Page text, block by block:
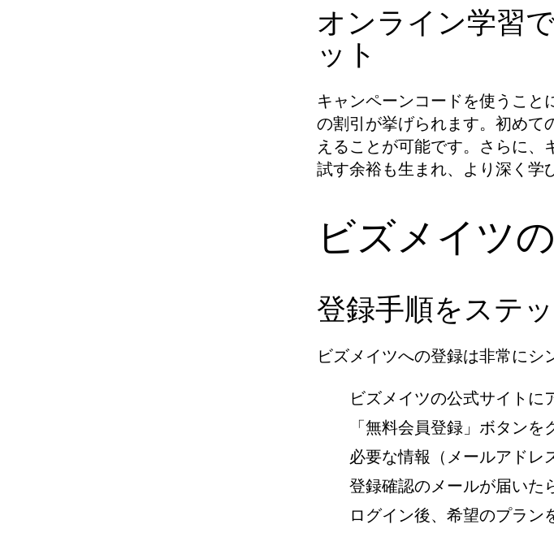
オンライン学習
ット
キャンペーンコードを使うこ
の割引が挙げられます。初めて
えることが可能です。さらに
試す余裕も生まれ、より深く学
ビズメイツ
登録手順をステ
ビズメイツへの登録は非常にシ
ビズメイツの公式サイトに
「無料会員登録」ボタンを
必要な情報（メールアドレ
登録確認のメールが届いた
ログイン後、希望のプラン